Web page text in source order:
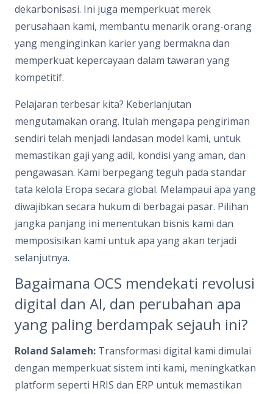
dekarbonisasi. Ini juga memperkuat merek
perusahaan kami, membantu menarik orang-orang
yang menginginkan karier yang bermakna dan
memperkuat kepercayaan dalam tawaran yang
kompetitif.
Pelajaran terbesar kita? Keberlanjutan
mengutamakan orang. Itulah mengapa pengiriman
sendiri telah menjadi landasan model kami, untuk
memastikan gaji yang adil, kondisi yang aman, dan
pengawasan. Kami berpegang teguh pada standar
tata kelola Eropa secara global. Melampaui apa yang
diwajibkan secara hukum di berbagai pasar. Pilihan
jangka panjang ini menentukan bisnis kami dan
memposisikan kami untuk apa yang akan terjadi
selanjutnya.
Bagaimana OCS mendekati revolusi
digital dan AI, dan perubahan apa
yang paling berdampak sejauh ini?
Roland Salameh: Transformasi digital kami dimulai
dengan memperkuat sistem inti kami, meningkatkan
platform seperti HRIS dan ERP untuk memastikan